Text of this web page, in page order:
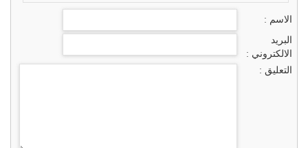
الاسم :
البريد
الالكتروني :
التعليق :